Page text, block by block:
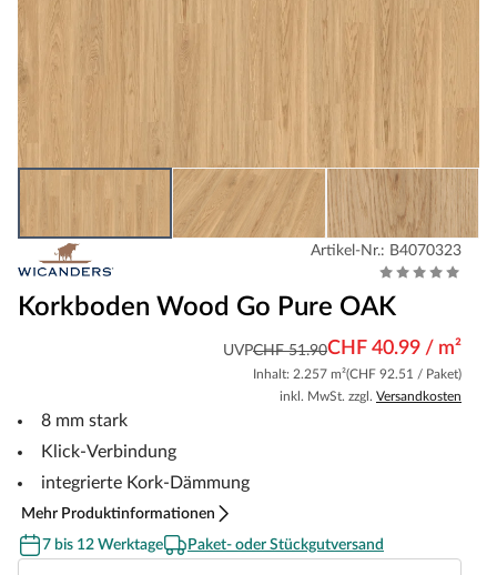
Artikel-Nr.: B4070323
Korkboden Wood Go Pure OAK
UVPCHF 51.90CHF 40.99 / m²
Inhalt: 2.257 m²(CHF 92.51 / Paket)
inkl. MwSt. zzgl. Versandkosten
8 mm stark
Klick-Verbindung
integrierte Kork-Dämmung
Mehr Produktinformationen
7 bis 12 Werktage
Paket- oder Stückgutversand